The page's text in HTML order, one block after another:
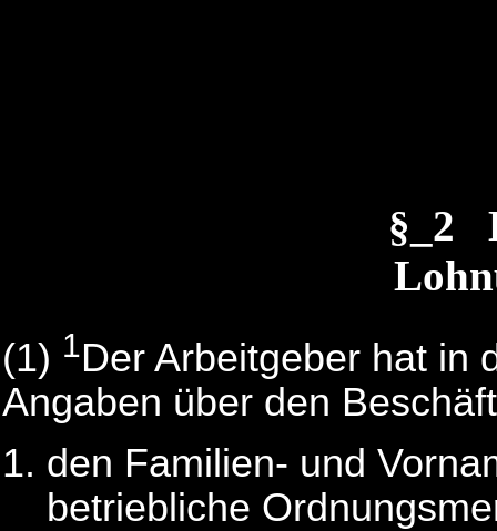
§_2
(1) 1Der Arbeitgeber hat in
Angaben über den
den Familien- und
betriebliche